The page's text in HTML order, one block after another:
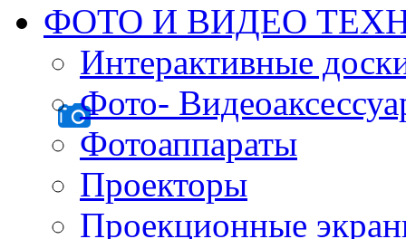
ФОТО И ВИДЕО
Интерактивные
Фото-
Фотоаппараты
Проекторы
Проекционные